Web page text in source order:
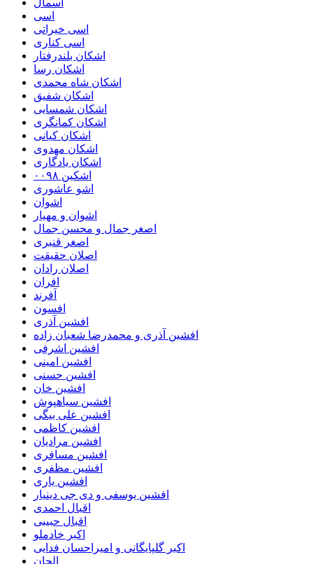
اسی
اسی خیراتی
اسی کناری
اشکان بلندرفتار
اشکان رسا
اشکان شاه محمدی
اشکان شفیق
اشکان شمسایی
اشکان‌ کمانگری
اشکان کیانی
اشکان مهدوی
اشکان یادگاری
اشکین ۰۰۹۸
اشو عاشوری
اشوان
اشوان و مهیار
اصغر جمال و محسن جمال
اصغر قنبری
اصلان حقیقت
اصلان رادان
افران
اَفرند
افسون
افشین آذری
افشین آذری و محمدرضا شعبان زاده
افشین اشرفی
افشین امینی
افشین حسنی
افشین خان
افشین سیاهپوش
افشین علی بیگی
افشین کاظمی
افشین مرادیان
افشین مسافری
افشین مظفری
افشین یاری
افشین یوسفی و دی جی دینیار
اقبال احمدی
اقبال حبیبی
اکبر خادملو
اکبر گلپایگانی و امیراحسان فدایی
الجان